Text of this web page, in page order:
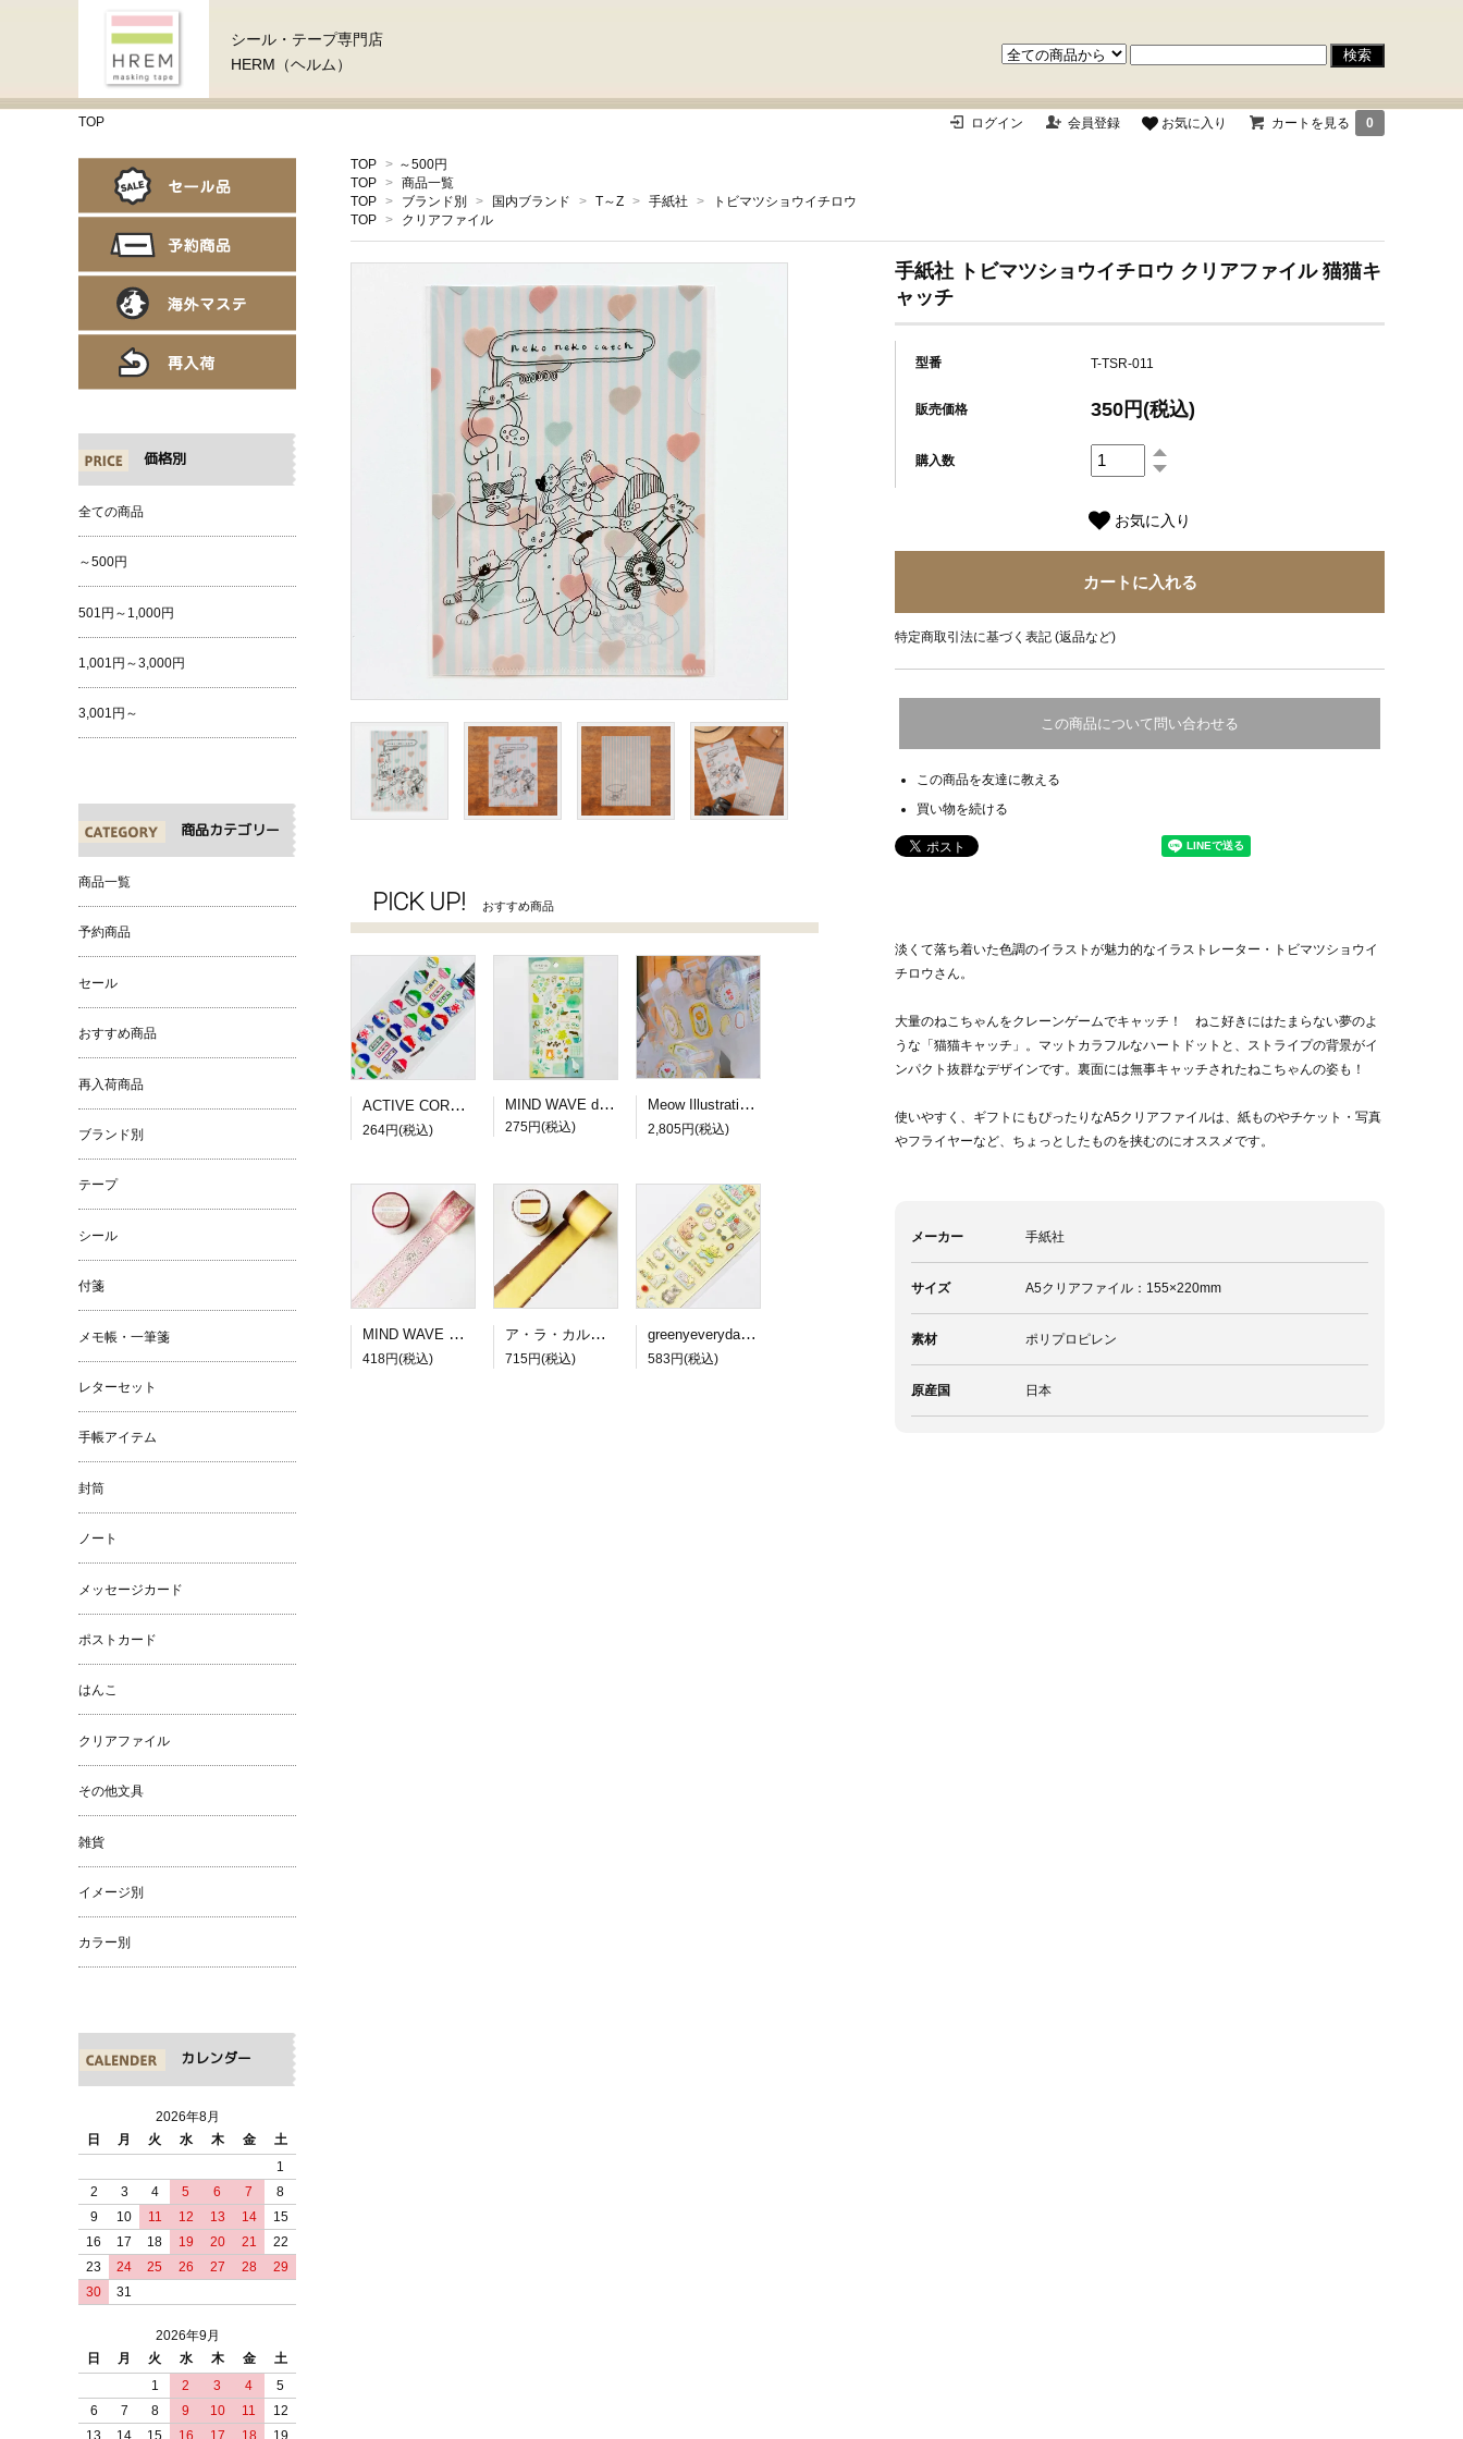
シール・テープ専門店
HERM（ヘルム）
TOP ログイン 会員登録 お気に入り カートを見る 0
TOP > ～500円
TOP > 商品一覧
TOP > ブランド別 > 国内ブランド > T～Z > 手紙社 >
トビマツショウイチロウ
TOP > クリアファイル
手紙社 トビマツショウイチロウ クリアファイル 猫猫キ
ャッチ
型番 T-TSR-011
販売価格 350円(税込)
購入数
お気に入り
特定商取引法に基づく表記 (返品など)
この商品について問い合わせる
この商品を友達に教える
買い物を続ける
淡くて落ち着いた色調のイラストが魅力的なイラストレーター・トビマツショウイ
チロウさん。
大量のねこちゃんをクレーンゲームでキャッチ！ ねこ好きにはたまらない夢のよ
うな「猫猫キャッチ」。マットカラフルなハートドットと、ストライプの背景がイ
ンパクト抜群なデザインです。裏面には無事キャッチされたねこちゃんの姿も！
使いやすく、ギフトにもぴったりなA5クリアファイルは、紙ものやチケット・写真
やフライヤーなど、ちょっとしたものを挟むのにオススメです。
メーカー 手紙社
サイズ A5クリアファイル：155×220mm
素材 ポリプロピレン
原産国 日本
PICK UP! おすすめ商品
ACTIVE CORPORATION 夏柄ドロップシール かき氷
264円(税込)
MIND WAVE dewdrop sticker green
275円(税込)
Meow Illustration PETロールシール Frames
2,805円(税込)
MIND WAVE SUGARIA tape Classy 30mm幅３
418円(税込)
ア・ラ・カル堂 カステラのロール付箋
715円(税込)
greenyeveryday PETステッカー lazy cat
583円(税込)
価格別
全ての商品
～500円
501円～1,000円
1,001円～3,000円
3,001円～
商品カテゴリー
商品一覧
予約商品
セール
おすすめ商品
再入荷商品
ブランド別
テープ
シール
付箋
メモ帳・一筆箋
レターセット
手帳アイテム
封筒
ノート
メッセージカード
ポストカード
はんこ
クリアファイル
その他文具
雑貨
イメージ別
カラー別
カレンダー
2026年8月
日
月 火 水 木 金
土
1
2
3 4 5 6 7
8
9
10 11 12 13 14
15
16
17 18 19 20 21
22
23
24 25 26 27 28
29
30
31
2026年9月
日
月 火 水 木 金
土
1
2 3 4
5
6
7 8 9 10 11
12
13
14 15 16 17 18 19